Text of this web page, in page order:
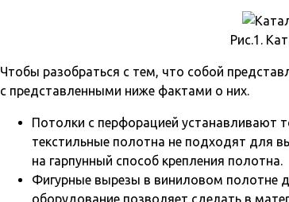
Рис.1.
Чтобы разобраться с тем, что собой
с представленными ниже фактами о них.
Потолки с перфорацией устанавливают
текстильные полотна не подходят для
на гарпунный способ крепления полотна.
Фигурные вырезы в виниловом полотне
оборудование позволяет сделать в